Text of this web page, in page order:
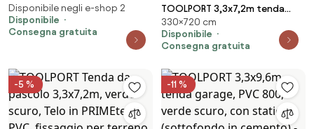
1,6x2,4m, Telo in PVC, verde
scuro, senza statica - (77833)
Disponibile negli e-shop 2
Disponibile
Consegna gratuita
TOOLPORT 3,3x7,2m tenda
garage, PVC 800, verde scuro,
con statica (sottofondo in
cemento) - (68537)
330×720 cm
Disponibile
Consegna gratuita
-5 % -11 %